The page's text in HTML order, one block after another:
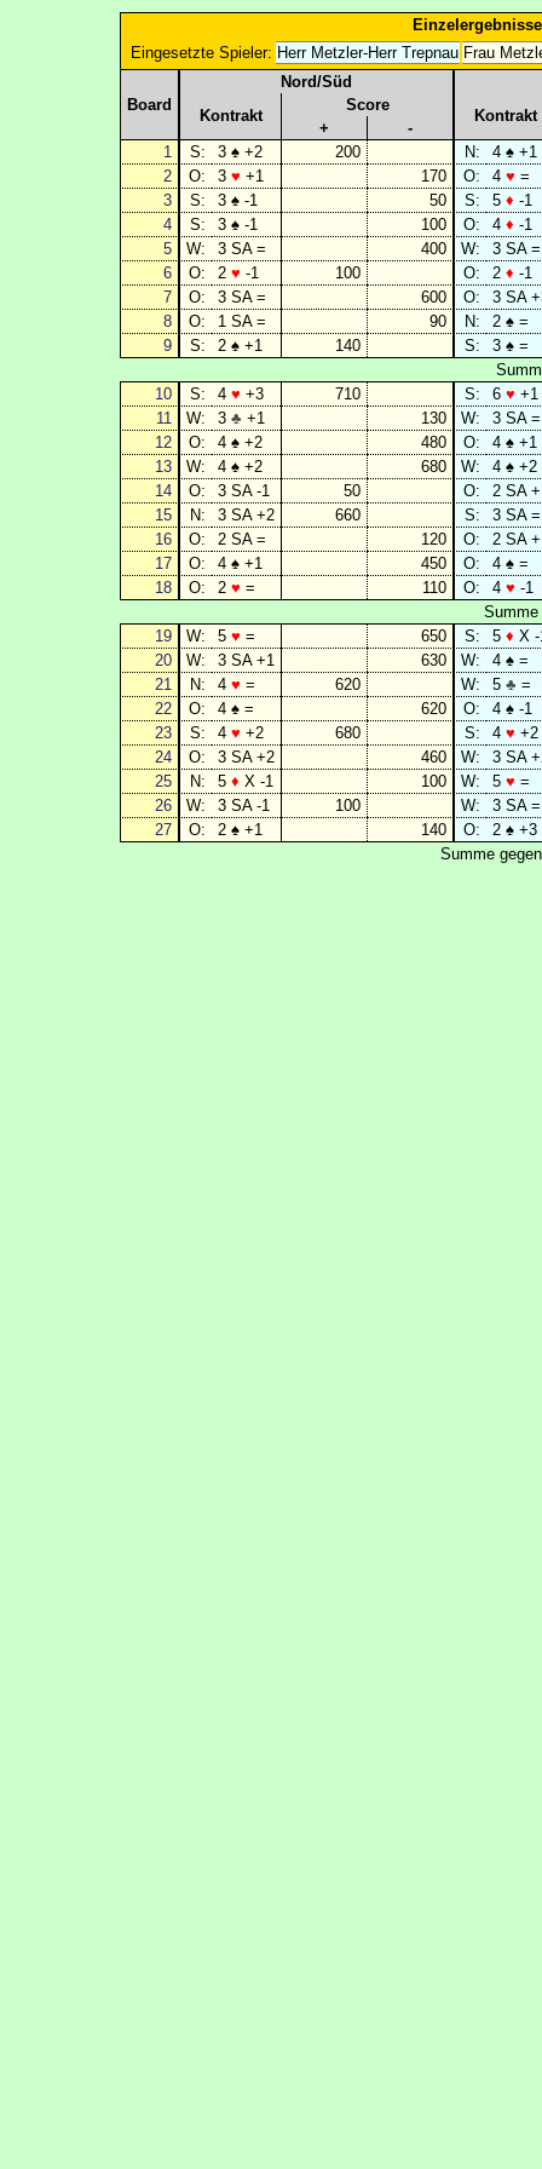
Eingesetzte Spieler: Herr Metzler-Herr Trepnau Frau
Board
Nord/Süd
Kontrakt
Score
Kontrakt
+
-
1
S: 3 ♠ +2 200 N:
4 ♠ +1
2
O: 3 ♥ +1 170 O: 4 ♥ =
3
S: 3 ♠ -1 50 S: 5 ♦ -1
4
S: 3 ♠ -1 100 O: 4 ♦ -1
5
W: 3 SA = 400 W:
3 SA =
6
O: 2 ♥ -1 100 O: 2 ♦ -1
7
O: 3 SA = 600 O:
3 SA
8
O: 1 SA = 90 N:
2 ♠ =
9
S: 2 ♠ +1 140 S:
3 ♠ =
10
S: 4 ♥ +3 710 S: 6 ♥ +1
11
W: 3 ♣ +1 130 W:
3 SA =
12
O: 4 ♠ +2 480 O:
4 ♠ +1
13
W: 4 ♠ +2 680 W:
4 ♠ +2
14
O: 3 SA -1 50 O:
2 SA
15
N: 3 SA +2 660 S:
3 SA =
16
O: 2 SA = 120 O:
2 SA
17
O: 4 ♠ +1 450 O:
4 ♠ =
18
O: 2 ♥ = 110 O: 4 ♥ -1
Summe
19
W: 5 ♥ = 650 S: 5 ♦ X -
20
W: 3 SA +1 630 W:
4 ♠ =
21
N: 4 ♥ = 620 W: 5 ♣ =
22
O: 4 ♠ = 620 O:
4 ♠ -1
23
S: 4 ♥ +2 680 S: 4 ♥ +2
24
O: 3 SA +2 460 W:
3 SA
25
N: 5 ♦ X -1 100 W: 5 ♥ =
26
W: 3 SA -1 100 W:
3 SA =
27
O: 2 ♠ +1 140 O:
2 ♠ +3
Summe